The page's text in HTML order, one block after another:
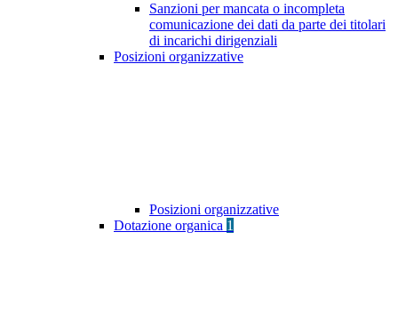
Sanzioni per mancata o incompleta
comunicazione dei dati da parte dei titolari
di incarichi dirigenziali
Posizioni organizzative
Posizioni organizzative
Dotazione organica 1